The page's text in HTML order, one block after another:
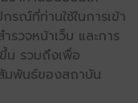
ณ์ที่ท่านใช้ในการเข้า
รวจหน้าเว็บ และการ
น รวมถึงเพื่อ
มพันธ์ของสถาบัน